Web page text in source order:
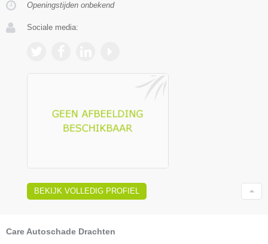
Openingstijden onbekend
Sociale media:
BEKIJK VOLLEDIG PROFIEL
Care Autoschade Drachten